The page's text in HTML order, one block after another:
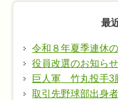
最
令和８年夏季連休
役員改選のお知らせ
巨人軍 竹丸投手3
取引先野球部出身